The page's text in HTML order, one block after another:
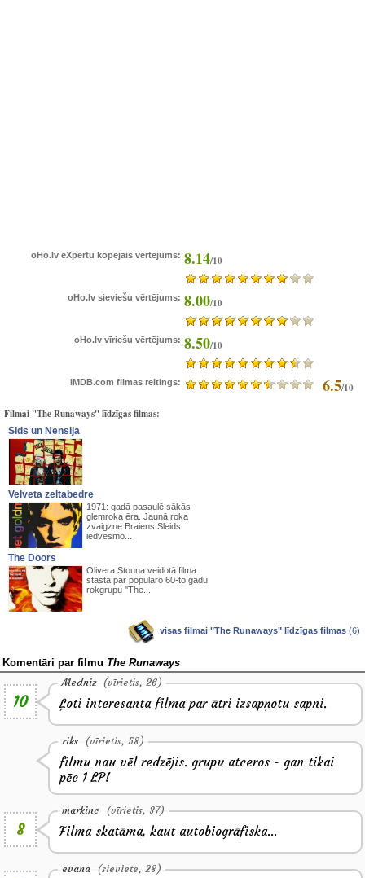
oHo.lv eXpertu kopējais vērtējums: 8.14/10
oHo.lv sieviešu vērtējums: 8.00/10
oHo.lv vīriešu vērtējums: 8.50/10
IMDB.com filmas reitings: 6.5/10
Filmai "The Runaways" līdzīgas filmas:
Sids un Nensija
Velveta zeltabedre
1971: gadā pasaulē sākās
glemroka ēra. Jaunā roka
zvaigzne Braiens Sleids
iedvesmo...
The Doors
Olivera Stouna veidotā filma
stāsta par populāro 60-to gadu
rokgrupu ''The...
visas filmai "The Runaways" līdzīgas filmas (6)
Komentāri par filmu The Runaways
10
Medniz (vīrietis, 26)
Ļoti interesanta filma par ātri izsapņotu sapni.
riks (vīrietis, 58)
filmu nau vēl redzējis. grupu atceros - gan tikai
pēc 1 LP!
8
markinc (vīrietis, 37)
Filma skatāma, kaut autobiogrāfiska...
evana (sieviete, 28)